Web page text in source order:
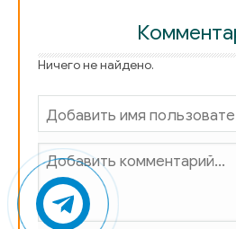
Ничего не найдено.